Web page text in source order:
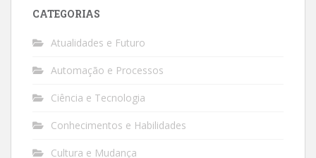
CATEGORIAS
Atualidades e Futuro
Automação e Processos
Ciência e Tecnologia
Conhecimentos e Habilidades
Cultura e Mudança